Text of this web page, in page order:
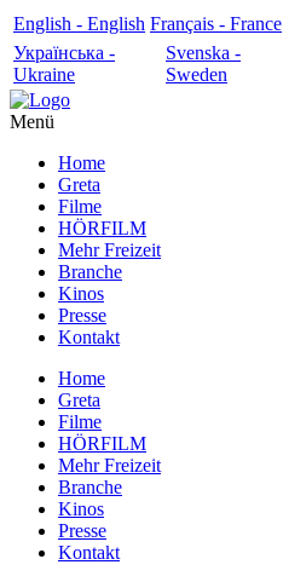
English - English Français - France
Українська -
Ukraine
Svenska -
Sweden
Menü
Home
Greta
Filme
HÖRFILM
Mehr Freizeit
Branche
Kinos
Presse
Kontakt
Home
Greta
Filme
HÖRFILM
Mehr Freizeit
Branche
Kinos
Presse
Kontakt